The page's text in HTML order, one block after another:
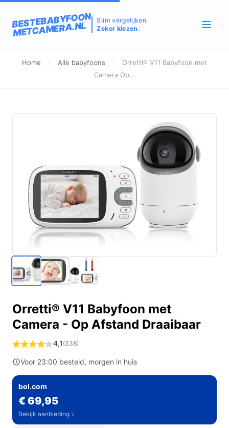
BESTEBABYFOON
METCAMERA.NL
Slim vergelijken.
Zeker kiezen.
Home / Alle babyfoons /
Orretti® V11 Babyfoon met
Camera Op...
Orretti® V11 Babyfoon met
Camera - Op Afstand Draaibaar
4,1 (338)
Voor 23:00 besteld, morgen in huis
bol.com
€ 69,95
Bekijk aanbieding